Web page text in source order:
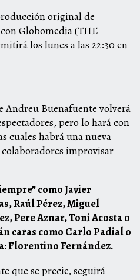
original de
Globomedia (THE
los lunes a las 22:30 en
Andreu Buenafuente volverá
pero lo hará con
cuales habrá una nueva
improvisar
como Javier
Raúl Pérez, Miguel
Pere Aznar, Toni Acosta o
caras como Carlo Padial o
Florentino Fernández.
que se precie, seguirá